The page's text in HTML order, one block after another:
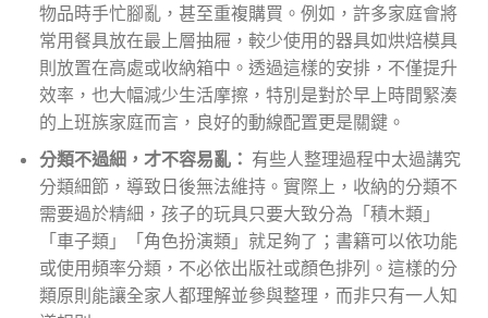
物品時手忙腳亂，甚至重複購買。例如，許多家庭會將
常用餐具放在最上層抽屜，較少使用的器具如烘焙模具
則放置在高處或收納箱中。透過這樣的安排，不僅提升
效率，也大幅減少生活摩擦，特別是對於早上時間緊湊
的上班族家庭而言，良好的動線配置更是關鍵。
分類不過細，才不容易亂： 有些人整理過程中太過講究
分類細節，導致日後無法維持。實際上，收納的分類不
需要過於精細，孩子的玩具只要大致分為「積木類」
「車子類」「角色扮演類」就足夠了；書籍可以依功能
或使用頻率分類，不必依出版社或顏色排列。這樣的分
類原則能讓全家人都理解並參與整理，而非只有一人知